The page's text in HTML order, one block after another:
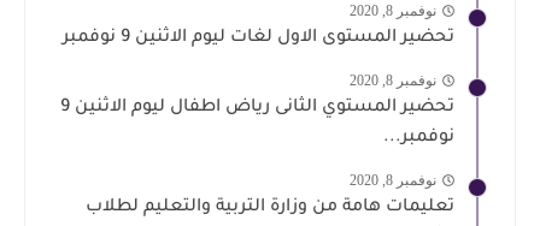
نوفمبر 8, 2020
تحضير المستوى الاول لغات ليوم الاثنين 9 نوفمبر
نوفمبر 8, 2020
تحضير المستوي الثانى رياض اطفال ليوم الاثنين 9
نوفمبر...
نوفمبر 8, 2020
تعليمات هامة من وزارة التربية والتعليم لطلاب